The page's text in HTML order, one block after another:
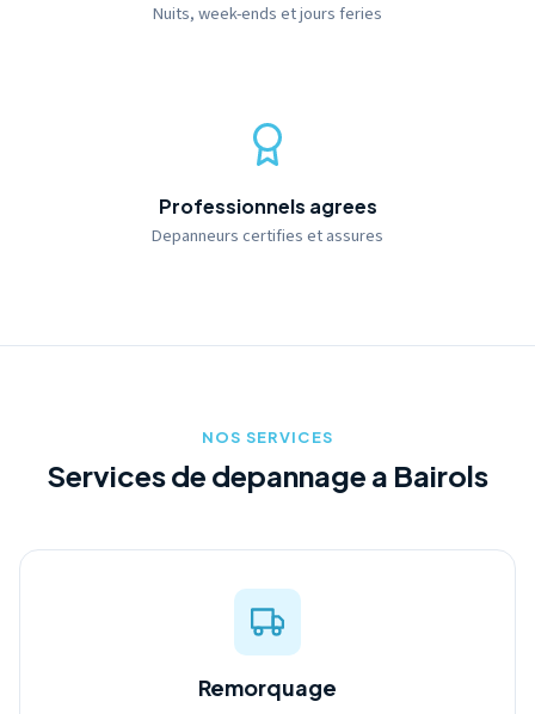
Nuits, week-ends et jours feries
Professionnels agrees
Depanneurs certifies et assures
NOS SERVICES
Services de depannage a Bairols
Remorquage